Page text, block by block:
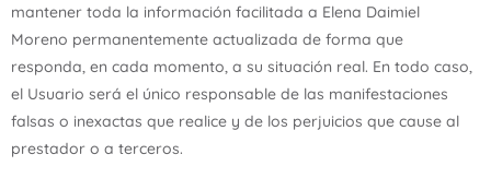
mantener toda la información facilitada a Elena Daimiel
Moreno permanentemente actualizada de forma que
responda, en cada momento, a su situación real. En todo caso,
el Usuario será el único responsable de las manifestaciones
falsas o inexactas que realice y de los perjuicios que cause al
prestador o a terceros.